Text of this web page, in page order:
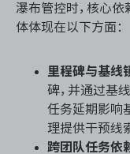
瀑布管控时，核心
体体现在以下方面：
里程碑与基线
碑，并通过基
任务延期影响
理提供干预线
跨团队任务依